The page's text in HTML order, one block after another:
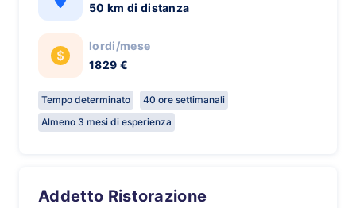
50 km di distanza
lordi/mese
1829 €
Tempo determinato
40 ore settimanali
Almeno 3 mesi di esperienza
Addetto Ristorazione